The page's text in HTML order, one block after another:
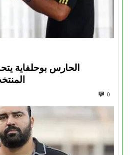
الحارس بوحلفاية
0